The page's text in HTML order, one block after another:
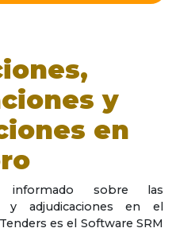
y
en
informado sobre las
y adjudicaciones en el
es el Software SRM